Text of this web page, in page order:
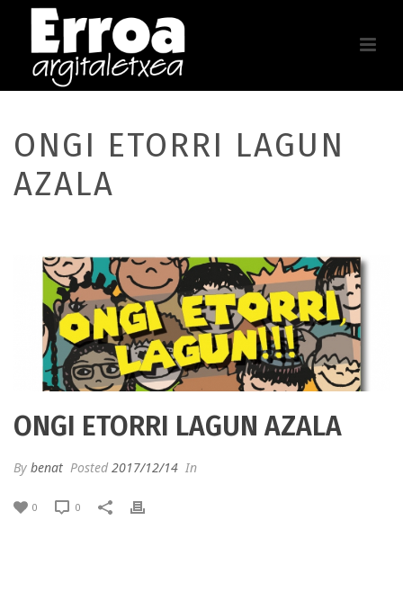
ONGI ETORRI LAGUN
AZALA
ONGI ETORRI LAGUN AZALA
By benat Posted2017/12/14 In
0 0